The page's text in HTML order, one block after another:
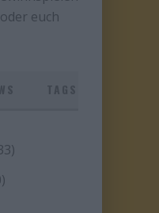
euch